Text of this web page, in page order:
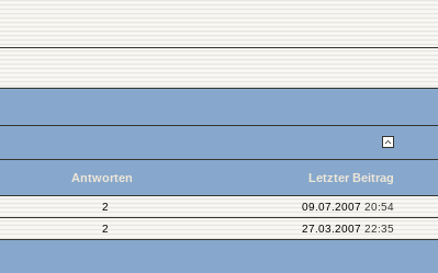
Antworten Letzter Beitrag
2 09.07.2007 20:54
2 27.03.2007 22:35